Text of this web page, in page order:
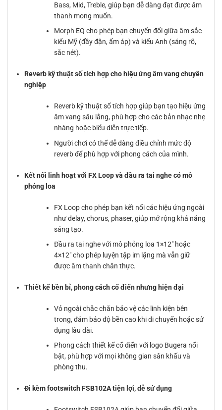
Bass, Mid, Treble, giúp bạn dễ dàng đạt được âm
thanh mong muốn.
Morph EQ cho phép bạn chuyển đổi giữa âm sắc
kiểu Mỹ (đầy đặn, ấm áp) và kiểu Anh (sáng rõ,
sắc nét).
Reverb kỹ thuật số tích hợp cho hiệu ứng âm vang chuyên
nghiệp
Reverb kỹ thuật số tích hợp giúp bạn tạo hiệu ứng
âm vang sâu lắng, phù hợp cho các bản nhạc nhẹ
nhàng hoặc biểu diễn trực tiếp.
Người chơi có thể dễ dàng điều chỉnh mức độ
reverb để phù hợp với phong cách của mình.
Kết nối linh hoạt với FX Loop và đầu ra tai nghe có mô
phỏng loa
FX Loop cho phép bạn kết nối các hiệu ứng ngoài
như delay, chorus, phaser, giúp mở rộng khả năng
sáng tạo.
Đầu ra tai nghe với mô phỏng loa 1×12″ hoặc
4×12″ cho phép luyện tập im lặng mà vẫn giữ
được âm thanh chân thực.
Thiết kế bền bỉ, phong cách cổ điển nhưng hiện đại
Vỏ ngoài chắc chắn bảo vệ các linh kiện bên
trong, đảm bảo độ bền cao khi di chuyển hoặc sử
dụng lâu dài.
Phong cách thiết kế cổ điển với logo Bugera nổi
bật, phù hợp với mọi không gian sân khấu và
phòng thu.
Đi kèm footswitch FSB102A tiện lợi, dễ sử dụng